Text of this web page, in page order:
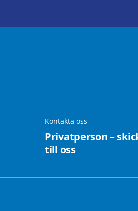
Kontakta oss
Privatperson –
till oss